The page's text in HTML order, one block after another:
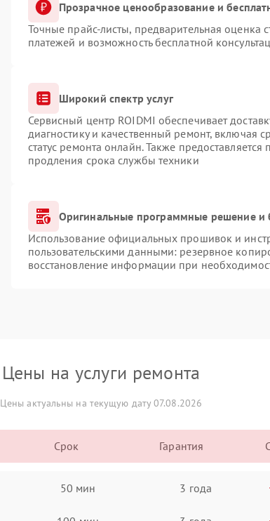
Прозрачное ценообразование и
Точные прайс-листы, предварительная оценка
платежей и возможность бесплатной
Широкий спектр услуг
Сервисный центр ROIDMI обеспечивает
диагностику и качественный ремонт, включая
статус ремонта онлайн. Также
продления срока службы техники
Оригинальные программные решение и
Использование официальных прошивок и
пользовательскими данными: резервное
восстановление информации при
Цены на услуги ремонта
Цены актуальны на текущую дату 07.08.2026
Срок Гарантия
50 мин 3 года